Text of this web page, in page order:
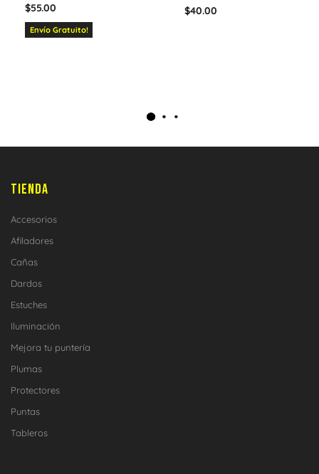
$55.00
Envío Gratuito!
$40.00
TIENDA
Accesorios
Afiladores
Cañas
Dardos
Estuches
Iluminación
Mejora tu puntería
Plumas
Protectores
Puntas
Tableros